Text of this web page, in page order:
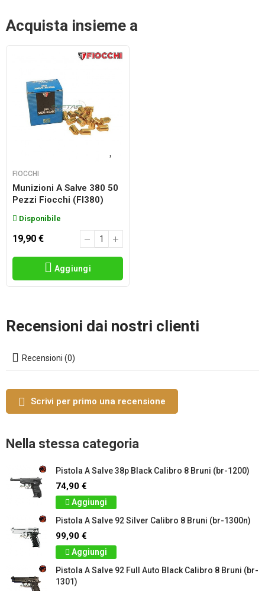
Acquista insieme a
FIOCCHI
Munizioni A Salve 380 50
Pezzi Fiocchi (FI380)
Disponibile
19,90 €
Aggiungi
Recensioni dai nostri clienti
Recensioni (0)
Scrivi per primo una recensione
Nella stessa categoria
Pistola A Salve 38p Black Calibro 8 Bruni (br-1200)
74,90 €
Aggiungi
Pistola A Salve 92 Silver Calibro 8 Bruni (br-1300n)
99,90 €
Aggiungi
Pistola A Salve 92 Full Auto Black Calibro 8 Bruni (br-
1301)